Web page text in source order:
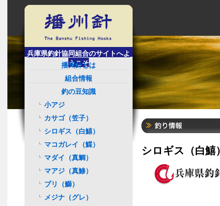
兵庫県釣針協同組合のサイトへよ
うこそ
播州針とは
組合情報
釣の豆知識
小アジ
カサゴ（笠子）
シロギス（白鱚）
マコガレイ（鰈）
マダイ（真鯛）
マアジ（真鯵）
ブリ（鰤）
メジナ（グレ）
シロギス（白鱚